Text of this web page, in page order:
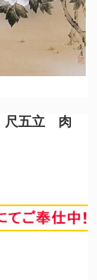
五立 肉